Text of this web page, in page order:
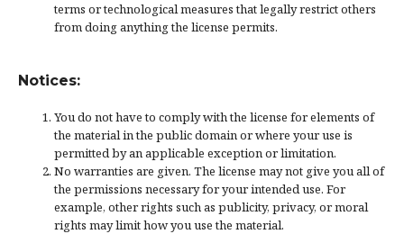
terms ortechnological measuresthat legally restrict others
from doing anything the license permits.
Notices:
You do not have to comply with the license for elements of
the material in the public domain or where your use is
permitted by an applicable exception or limitation.
No warranties are given. The license may not give you all of
the permissions necessary for your intended use. For
example, other rights such as publicity, privacy, or moral
rights may limit how you use the material.